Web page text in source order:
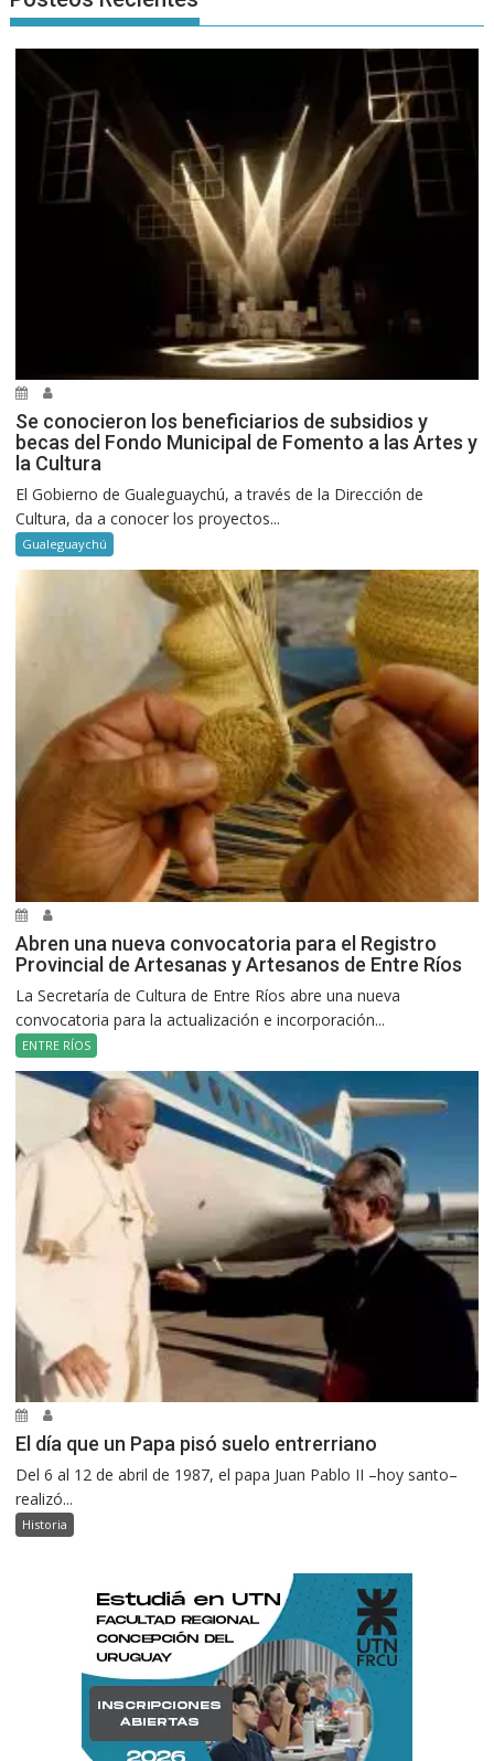
Se conocieron los beneficiarios de subsidios y
becas del Fondo Municipal de Fomento a las Artes y
la Cultura
El Gobierno de Gualeguaychú, a través de la Dirección de
Cultura, da a conocer los proyectos...
Gualeguaychú
Abren una nueva convocatoria para el Registro
Provincial de Artesanas y Artesanos de Entre Ríos
La Secretaría de Cultura de Entre Ríos abre una nueva
convocatoria para la actualización e incorporación...
ENTRE RÍOS
El día que un Papa pisó suelo entrerriano
Del 6 al 12 de abril de 1987, el papa Juan Pablo II –hoy santo–
realizó...
Historia